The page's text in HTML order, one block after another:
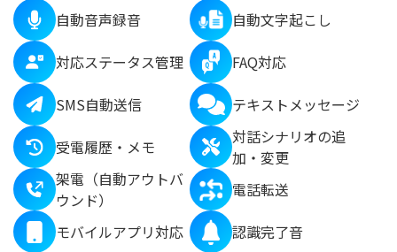
自動音声録音
自動文字起こし
対応ステータス管理
FAQ対応
SMS自動送信
テキストメッセージ
受電履歴・メモ
対話シナリオの追
加・変更
架電（自動アウトバ
ウンド）
電話転送
モバイルアプリ対応
認識完了音